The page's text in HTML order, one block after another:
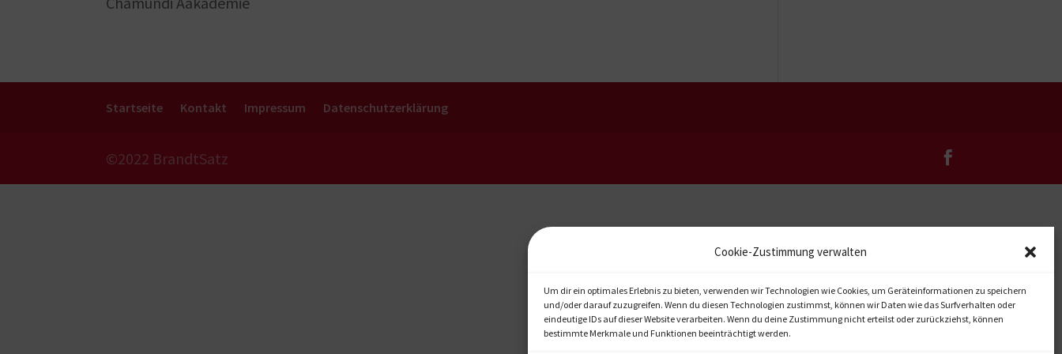
Cookie-Zustimmung verwalten
Um dir ein optimales Erlebnis zu bieten, verwenden wir Technologien wie Cookies, um Geräteinformationen zu speichern
und/oder darauf zuzugreifen. Wenn du diesen Technologien zustimmst, können wir Daten wie das Surfverhalten oder
eindeutige IDs auf dieser Website verarbeiten. Wenn du deine Zustimmung nicht erteilst oder zurückziehst, können
bestimmte Merkmale und Funktionen beeinträchtigt werden.
Startseite Kontakt Impressum Datenschutzerklärung
©2022 BrandtSatz